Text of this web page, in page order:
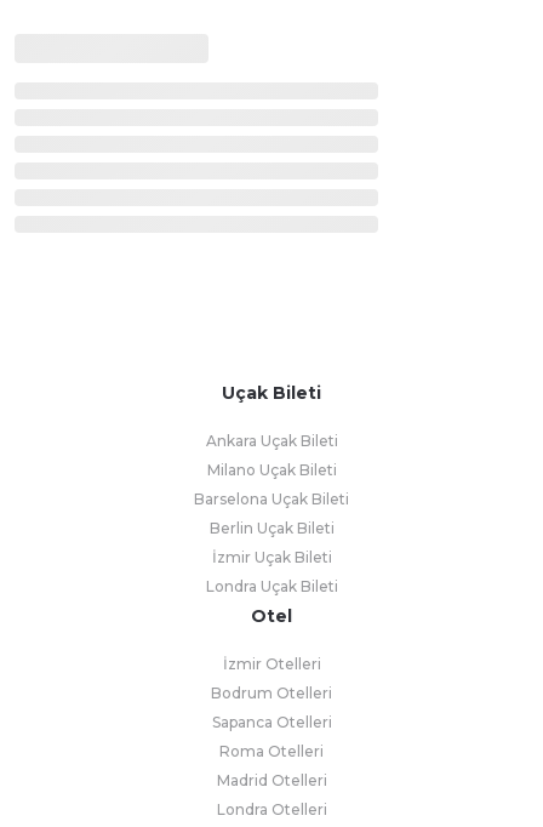
Uçak Bileti
Ankara Uçak Bileti
Milano Uçak Bileti
Barselona Uçak Bileti
Berlin Uçak Bileti
İzmir Uçak Bileti
Londra Uçak Bileti
Otel
İzmir Otelleri
Bodrum Otelleri
Sapanca Otelleri
Roma Otelleri
Madrid Otelleri
Londra Otelleri